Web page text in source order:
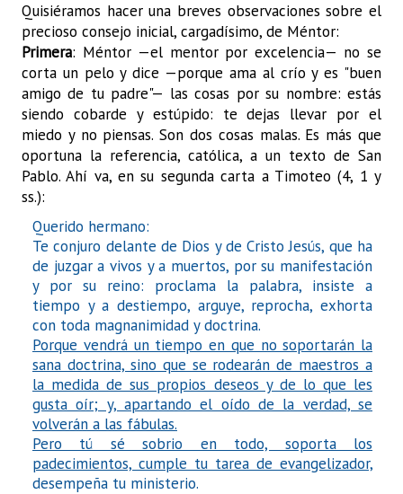
Quisiéramos hacer una breves observaciones sobre el
precioso consejo inicial, cargadísimo, de Méntor:
Primera: Méntor —el mentor por excelencia— no se
corta un pelo y dice —porque ama al crío y es "buen
amigo de tu padre"— las cosas por su nombre: estás
siendo cobarde y estúpido: te dejas llevar por el
miedo y no piensas. Son dos cosas malas. Es más que
oportuna la referencia, católica, a un texto de San
Pablo. Ahí va, en su segunda carta a Timoteo (4, 1 y
ss.):
Querido hermano:
Te conjuro delante de Dios y de Cristo Jesús, que ha
de juzgar a vivos y a muertos, por su manifestación
y por su reino: proclama la palabra, insiste a
tiempo y a destiempo, arguye, reprocha, exhorta
con toda magnanimidad y doctrina.
Porque vendrá un tiempo en que no soportarán la
sana doctrina, sino que se rodearán de maestros a
la medida de sus propios deseos y de lo que les
gusta oír; y, apartando el oído de la verdad, se
volverán a las fábulas.
Pero tú sé sobrio en todo, soporta los
padecimientos, cumple tu tarea de evangelizador,
desempeña tu ministerio.